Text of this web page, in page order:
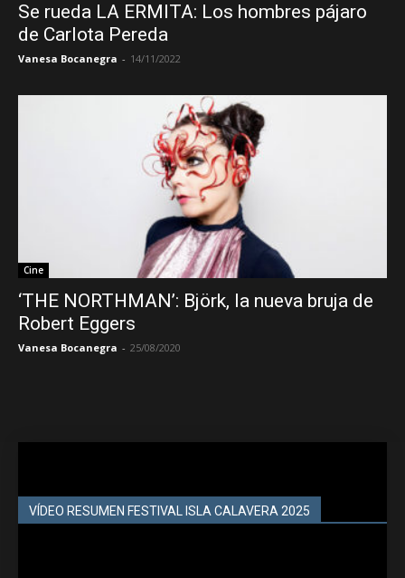
Se rueda LA ERMITA: Los hombres pájaro
de Carlota Pereda
Vanesa Bocanegra - 14/11/2022
Cine
‘THE NORTHMAN’: Björk, la nueva bruja de
Robert Eggers
Vanesa Bocanegra - 25/08/2020
VÍDEO RESUMEN FESTIVAL ISLA CALAVERA 2025